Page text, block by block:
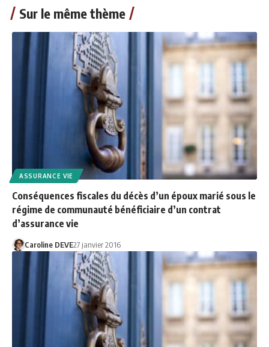
Sur le même thème
ASSURANCE VIE
Conséquences fiscales du décès d’un époux marié sous le
régime de communauté bénéficiaire d’un contrat
d’assurance vie
Caroline DEVE27 janvier 2016